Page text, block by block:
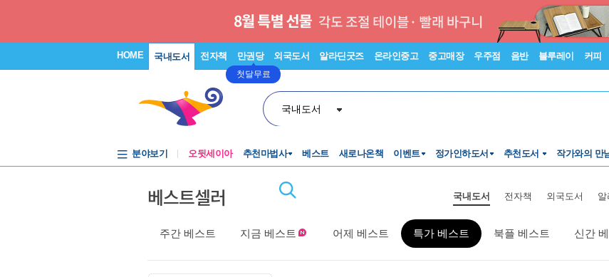
HOME 국내도서 전자책 만권당
첫달무료
외국도서 알라딘굿즈 온라인중고 중고매장 우주점 음반 블루레이 커피
국내도서
분야보기 오뒷세이아 추천마법사 베스트 새로나온책 이벤트 정가인하도서 추천도서 작가와의 만
베스트셀러 국내도서 전자책 외국도서 알
주간 베스트 지금 베스트 어제 베스트 특가 베스트 북플 베스트 신간